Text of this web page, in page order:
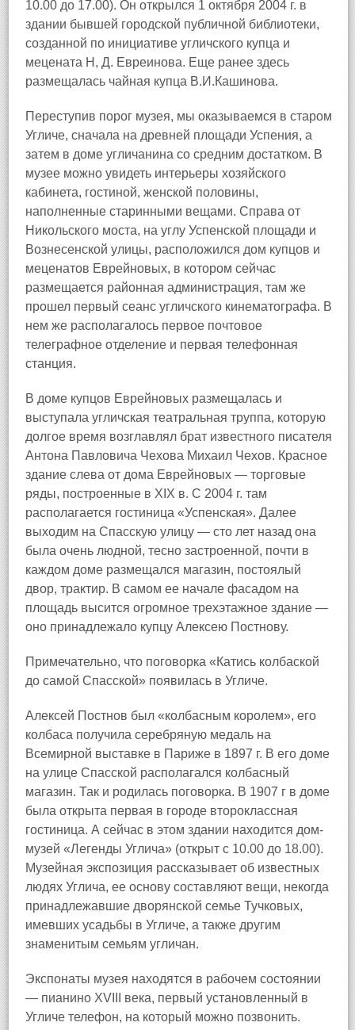
10.00 до 17.00). Он открылся 1 октября 2004 г. в
здании бывшей городской публичной библиотеки,
созданной по инициативе угличского купца и
мецената Н, Д. Евреинова. Еще ранее здесь
размещалась чайная купца В.И.Кашинова.
Переступив порог музея, мы оказываемся в старом
Угличе, сначала на древней площади Успения, а
затем в доме угличанина со средним достатком. В
музее можно увидеть интерьеры хозяйского
кабинета, гостиной, женской половины,
наполненные старинными вещами. Справа от
Никольского моста, на углу Успенской площади и
Вознесенской улицы, расположился дом купцов и
меценатов Еврейновых, в котором сейчас
размещается районная администрация, там же
прошел первый сеанс угличского кинематографа. В
нем же располагалось первое почтовое
телеграфное отделение и первая телефонная
станция.
В доме купцов Еврейновых размещалась и
выступала угличская театральная труппа, которую
долгое время возглавлял брат известного писателя
Антона Павловича Чехова Михаил Чехов. Красное
здание слева от дома Еврейновых — торговые
ряды, построенные в XIX в. С 2004 г. там
располагается гостиница «Успенская». Далее
выходим на Спасскую улицу — сто лет назад она
была очень людной, тесно застроенной, почти в
каждом доме размещался магазин, постоялый
двор, трактир. В самом ее начале фасадом на
площадь высится огромное трехэтажное здание —
оно принадлежало купцу Алексею Постнову.
Примечательно, что поговорка «Катись колбаской
до самой Спасской» появилась в Угличе.
Алексей Постнов был «колбасным королем», его
колбаса получила серебряную медаль на
Всемирной выставке в Париже в 1897 г. В его доме
на улице Спасской располагался колбасный
магазин. Так и родилась поговорка. В 1907 г в доме
была открыта первая в городе второклассная
гостиница. А сейчас в этом здании находится дом-
музей «Легенды Углича» (открыт с 10.00 до 18.00).
Музейная экспозиция рассказывает об известных
людях Углича, ее основу составляют вещи, некогда
принадлежавшие дворянской семье Тучковых,
имевших усадьбы в Угличе, а также другим
знаменитым семьям угличан.
Экспонаты музея находятся в рабочем состоянии
— пианино XVIII века, первый установленный в
Угличе телефон, на который можно позвонить.